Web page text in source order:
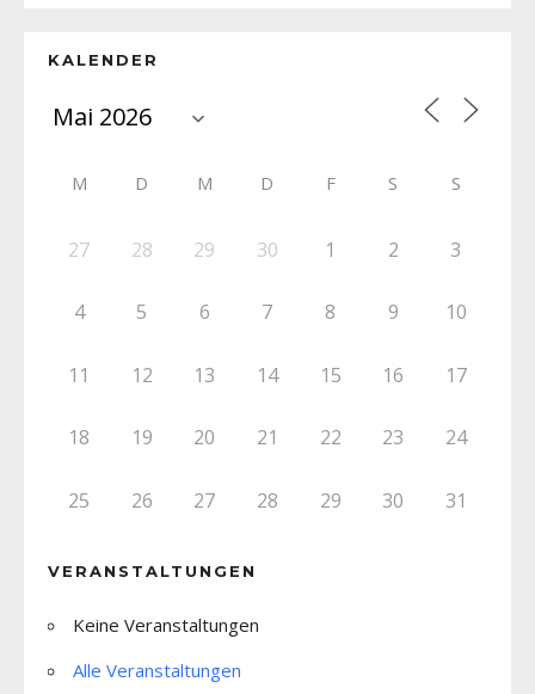
KALENDER
M D M D F S S
27 28 29 30 1 2 3
4 5 6 7 8 9 10
11 12 13 14 15 16 17
18 19 20 21 22 23 24
25 26 27 28 29 30 31
VERANSTALTUNGEN
Keine Veranstaltungen
Alle Veranstaltungen